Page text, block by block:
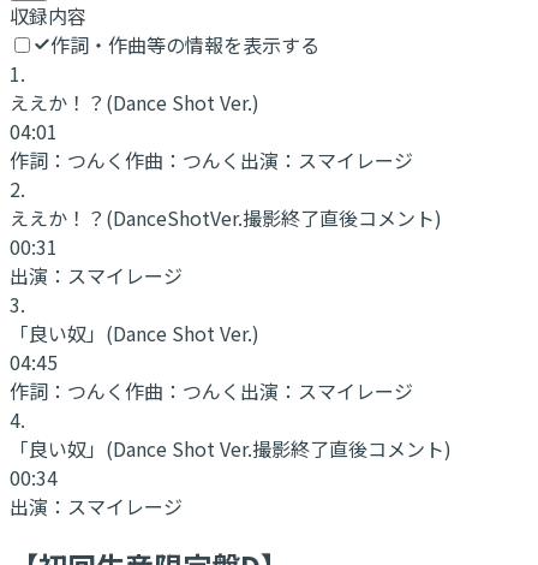
収録内容
作詞・作曲等の情報を表示する
1.
ええか！？ (Dance Shot Ver.)
04:01
作詞： つんく作曲： つんく 出演： スマイレージ
2.
ええか！？ (DanceShotVer.撮影終了直後コメント)
00:31
出演： スマイレージ
3.
「良い奴」 (Dance Shot Ver.)
04:45
作詞： つんく作曲： つんく 出演： スマイレージ
4.
「良い奴」 (Dance Shot Ver.撮影終了直後コメント)
00:34
出演： スマイレージ